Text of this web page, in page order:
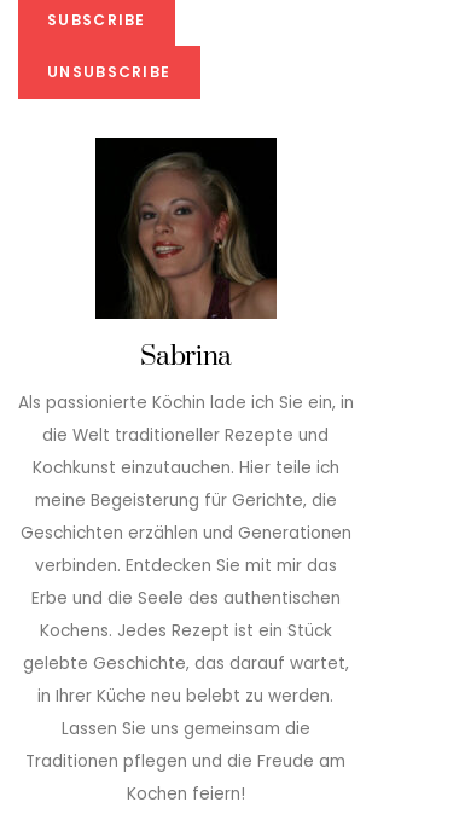
Sabrina
Als passionierte Köchin lade ich Sie ein, in
die Welt traditioneller Rezepte und
Kochkunst einzutauchen. Hier teile ich
meine Begeisterung für Gerichte, die
Geschichten erzählen und Generationen
verbinden. Entdecken Sie mit mir das
Erbe und die Seele des authentischen
Kochens. Jedes Rezept ist ein Stück
gelebte Geschichte, das darauf wartet,
in Ihrer Küche neu belebt zu werden.
Lassen Sie uns gemeinsam die
Traditionen pflegen und die Freude am
Kochen feiern!